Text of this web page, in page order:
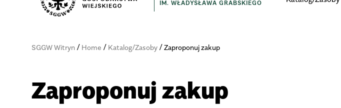
IM. WŁADYSŁAWA GRABSKIEGO
SGGW Witryn/ Home / Katalog/Zasoby/Zaproponuj zakup
Zaproponuj zakup